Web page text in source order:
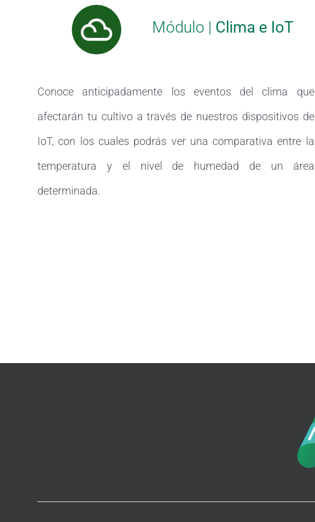
Módulo | Clima e IoT
Conoce anticipadamente los eventos del clima que
afectarán tu cultivo a través de nuestros dispositivos de
IoT, con los cuales podrás ver una comparativa entre la
temperatura y el nivel de humedad de un área
determinada.